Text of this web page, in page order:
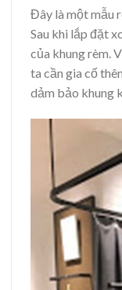
Đây là một mẫu
Sau khi lắp đặt
của khung rèm.
ta cần gia cố
dảm bảo khung